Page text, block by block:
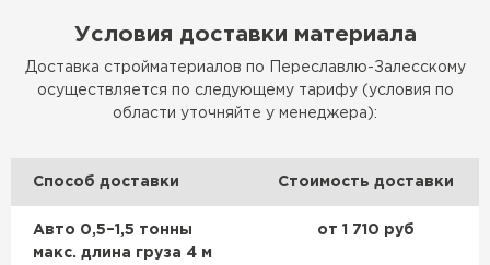
Условия доставки материала
Доставка стройматериалов по Переславлю-Залесскому
осуществляется по следующему тарифу (условия по
области уточняйте у менеджера):
Способ доставки Стоимость доставки
Авто 0,5–1,5 тонны
макс. длина груза 4 м
от 1 710 руб
Утеплитель Rockwool